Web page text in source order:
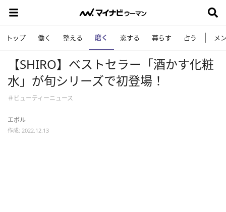
トップ 働く 整える 磨く 恋する 暮らす 占う メ
【SHIRO】ベストセラー「酒かす化粧
水」が旬シリーズで初登場！
＃ビューティーニュース
エボル
作成: 2022.12.13